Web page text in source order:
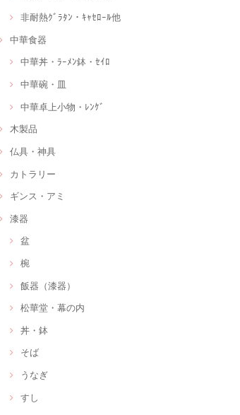
非耐熱ｸﾞﾗﾀﾝ・ｷｬｾﾛｰﾙ他
中華食器
中華丼・ﾗｰﾒﾝ鉢・ｾｲﾛ
中華碗・皿
中華卓上小物・ﾚﾝｹﾞ
木製品
仏具・神具
カトラリー
ギンス・アミ
漆器
盆
椀
飯器（漆器）
松華堂・幕の内
丼・鉢
そば
うなぎ
すし